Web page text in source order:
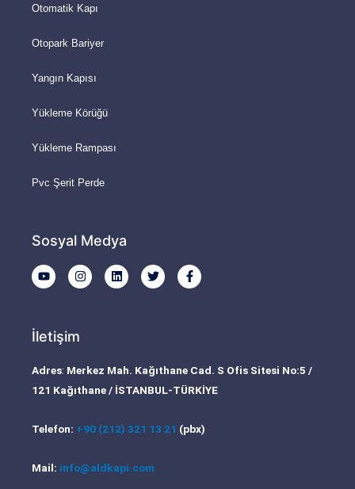
Otomatik Kapı
Otopark Bariyer
Yangın Kapısı
Yükleme Körüğü
Yükleme Rampası
Pvc Şerit Perde
Sosyal Medya
Y
o
u
b
e
I
n
s
r
m
L
i
n
T
w
i
F
a
c
-
f
İletişim
Adres: Merkez Mah. Kağıthane Cad. S Ofis Sitesi No:5 /
121 Kağıthane / İSTANBUL-TÜRKİYE
Telefon: +90 (212) 321 13 21 (pbx)
Mail: info@aldkapi.com